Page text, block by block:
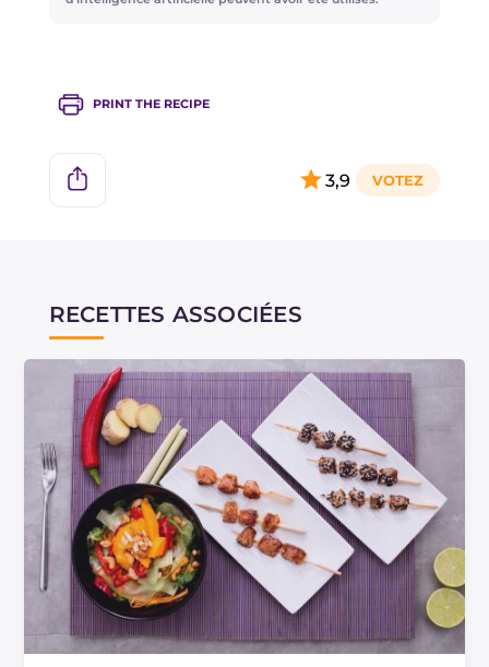
PRINT THE RECIPE
3,9
RECETTES ASSOCIÉES